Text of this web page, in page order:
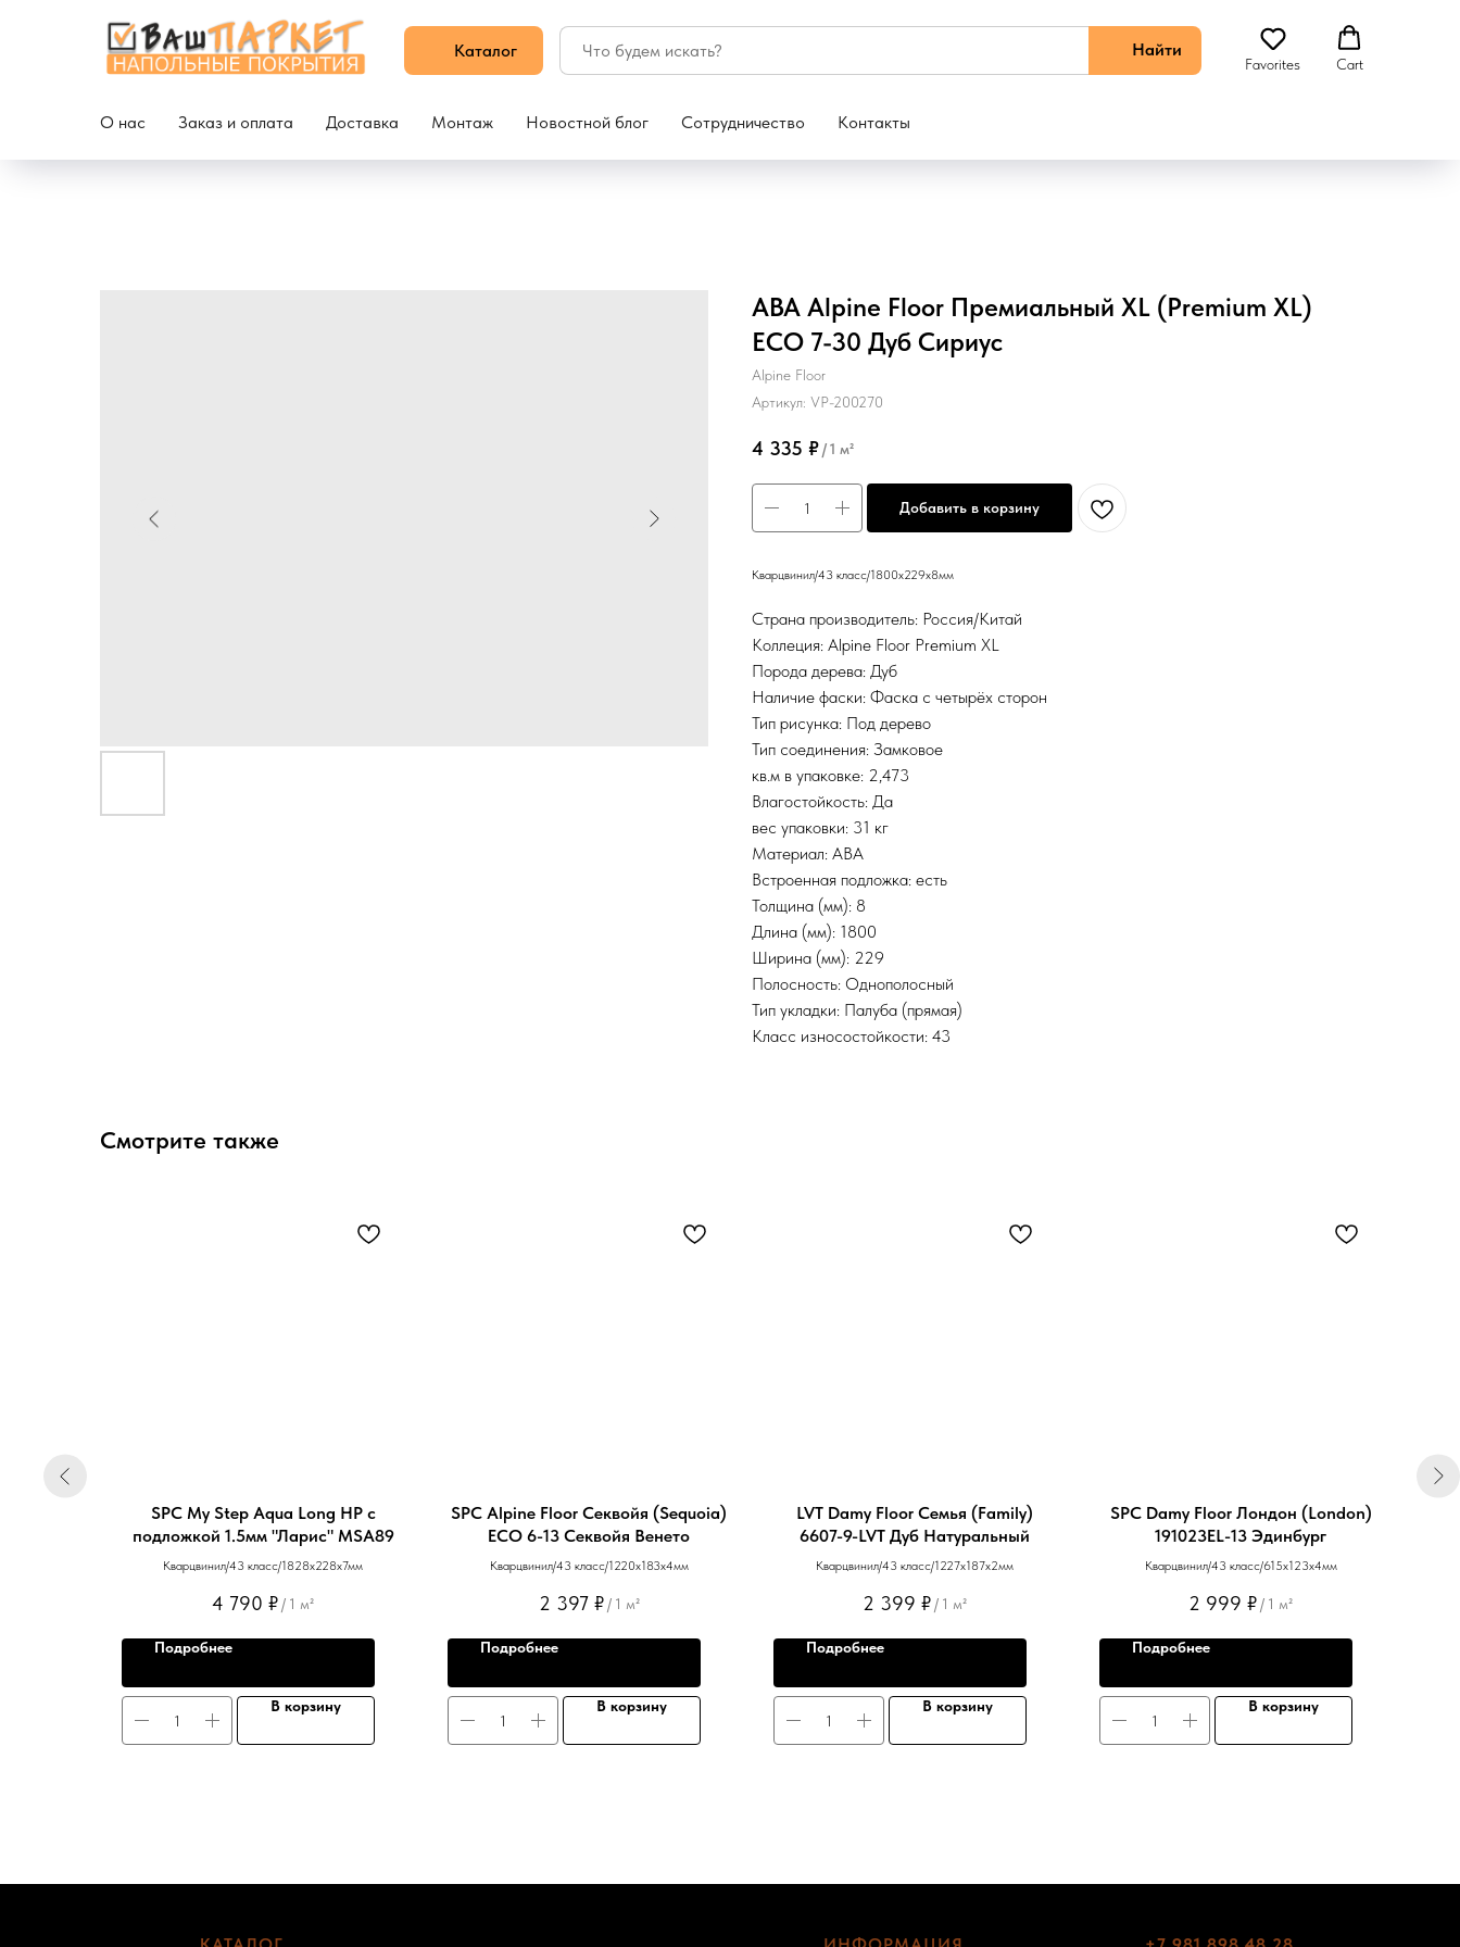
Каталог Найти
Favorites Cart
О нас Заказ и оплата Доставка Монтаж Новостной блог Сотрудничество Контакты
ABA Alpine Floor Премиальный XL (Premium XL)
ЕСО 7-30 Дуб Сириус
Alpine Floor
Артикул: VP-200270
4 335 ₽/1 м²
Добавить в корзину
Кварцвинил/43 класс/1800х229х8мм
Страна производитель: Россия/Китай
Коллеция: Alpine Floor Premium XL
Порода дерева: Дуб
Наличие фаски: Фаска с четырёх сторон
Тип рисунка: Под дерево
Тип соединения: Замковое
кв.м в упаковке: 2,473
Влагостойкость: Да
вес упаковки: 31 кг
Материал: ABA
Встроенная подложка: есть
Толщина (мм): 8
Длина (мм): 1800
Ширина (мм): 229
Полосность: Однополосный
Тип укладки: Палуба (прямая)
Класс износостойкости: 43
Смотрите также
SPC My Step Aqua Long HP с
подложкой 1.5мм "Ларис" MSA89
Кварцвинил/43 класс/1828х228х7мм
4 790 ₽/ 1 м²
Подробнее
В корзину
SPC Alpine Floor Секвойя (Sequoia)
ЕСО 6-13 Секвойя Венето
Кварцвинил/43 класс/1220х183х4мм
2 397 ₽/ 1 м²
Подробнее
В корзину
LVT Damy Floor Семья (Family)
6607-9-LVT Дуб Натуральный
Кварцвинил/43 класс/1227х187х2мм
2 399 ₽/ 1 м²
Подробнее
В корзину
SPC Damy Floor Лондон (London)
191023EL-13 Эдинбург
Кварцвинил/43 класс/615х123х4мм
2 999 ₽/ 1 м²
Подробнее
В корзину